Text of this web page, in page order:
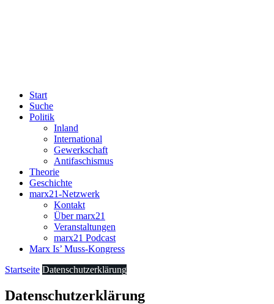
Start
Suche
Politik
Inland
International
Gewerkschaft
Antifaschismus
Theorie
Geschichte
marx21-Netzwerk
Kontakt
Über marx21
Veranstaltungen
marx21 Podcast
Marx Is’ Muss-Kongress
Startseite Datenschutzerklärung
Datenschutzerklärung